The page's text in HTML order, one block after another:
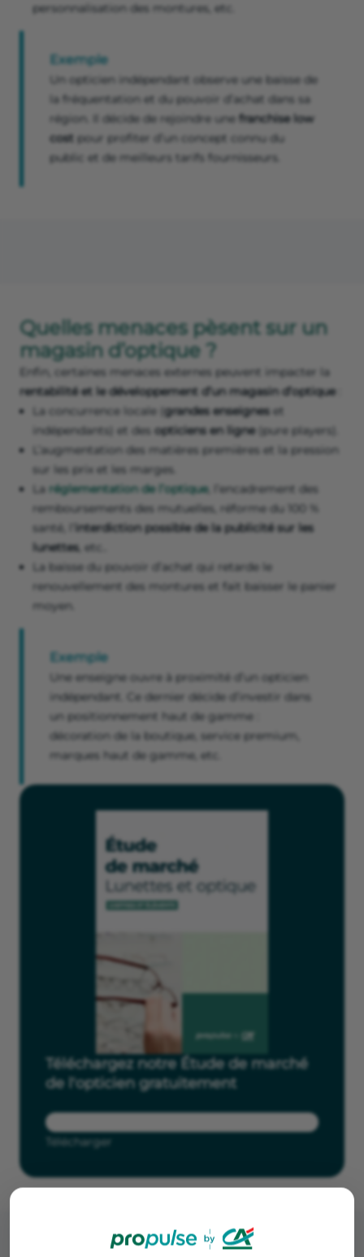
personnalisation des montures, etc.
Exemple
Un opticien indépendant observe une baisse de
la fréquentation et du pouvoir d’achat dans sa
région. Il décide de rejoindre une franchise low
cost pour profiter d’un concept connu du
public et de meilleurs tarifs fournisseurs.
Quelles menaces pèsent sur un
magasin d’optique ?
Enfin, certaines menaces externes peuvent impacter la
rentabilité et le développement d’un magasin d’optique:
La concurrence locale (grandes enseignes et
indépendants) et des opticiens en ligne(pure players).
L’augmentation des matières premières et la pression
sur les prix et les marges.
La réglementation de l’optique, l’encadrement des
remboursements des mutuelles, réforme du 100 %
santé, l’
interdiction possible de la publicité sur les
lunettes, etc..
La baisse du pouvoir d’achat qui retarde le
renouvellement des montures et fait baisser le panier
moyen.
Exemple
Une enseigne ouvre à proximité d’un opticien
indépendant. Ce dernier décide d’investir dans
un positionnement haut de gamme :
décoration de la boutique, service premium,
marques haut de gamme, etc.
Téléchargez notre Étude de marché
de l'opticien gratuitement
Télécharger